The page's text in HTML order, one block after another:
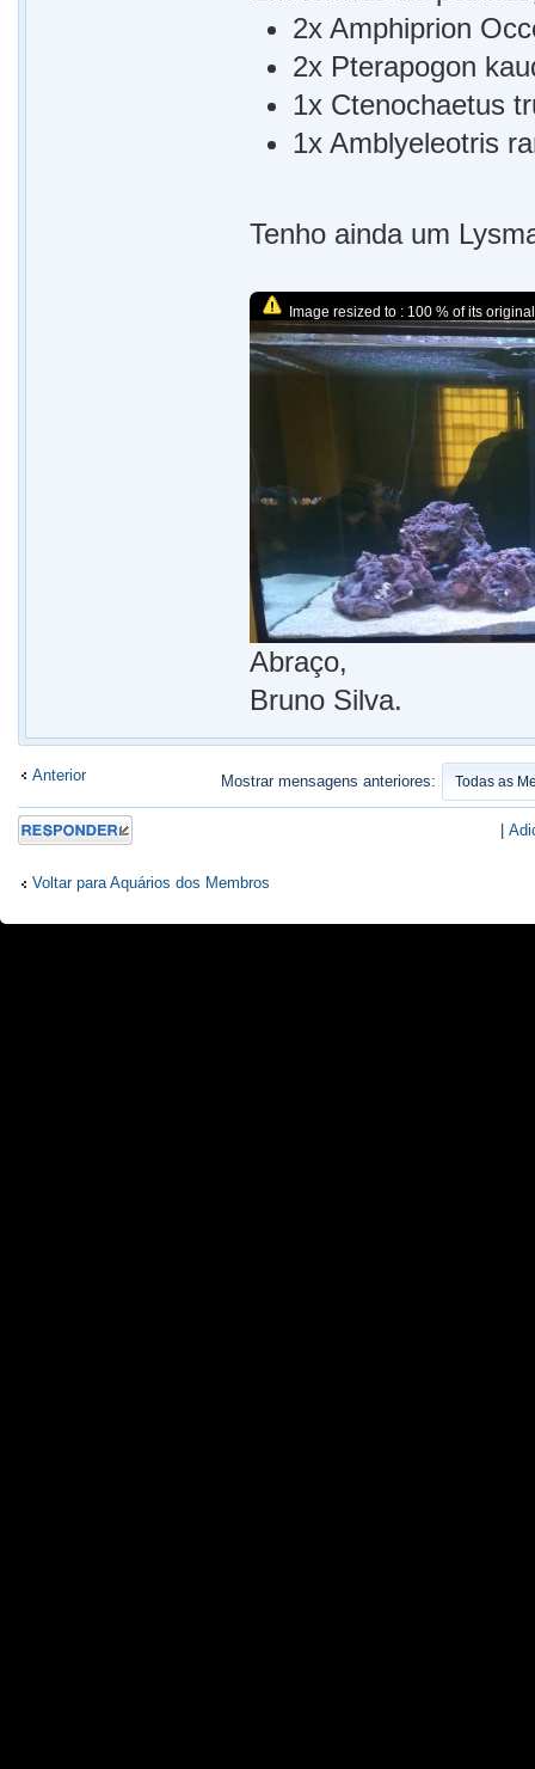
2x Amphiprion
2x Pterapogon
1x Ctenochaetus
1x Amblyeleotris
Tenho ainda um
Image resized to : 100 % of its
Abraço,
Bruno Silva.
Anterior Mostrar mensagens anteriores:
Responder
Voltar para Aquários dos Membros